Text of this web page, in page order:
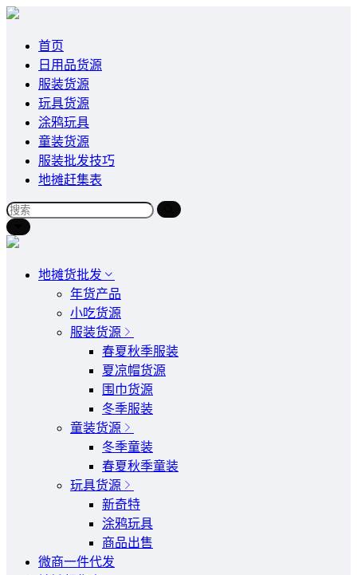
首页
日用品货源
服装货源
玩具货源
涂鸦玩具
童装货源
服装批发技巧
地摊赶集表
地摊货批发
年货产品
小吃货源
服装货源
春夏秋季服装
夏凉帽货源
围巾货源
冬季服装
童装货源
冬季童装
春夏秋季童装
玩具货源
新奇特
涂鸦玩具
商品出售
微商一件代发